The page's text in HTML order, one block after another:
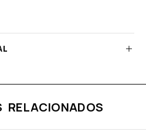
RELACIONADOS